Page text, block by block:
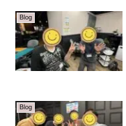
Blog
Blog